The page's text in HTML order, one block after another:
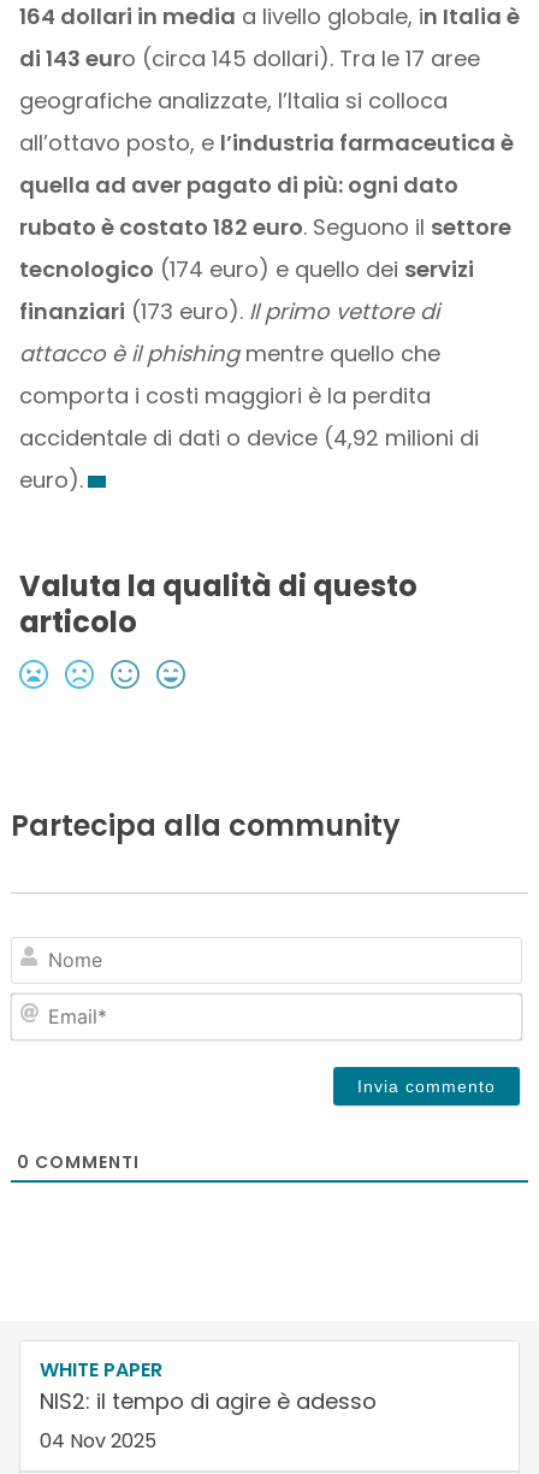
164 dollari in media a livello globale, in Italia è
di 143 euro (circa 145 dollari). Tra le 17 aree
geografiche analizzate, l’Italia si colloca
all’ottavo posto, e l’industria farmaceutica è
quella ad aver pagato di più: ogni dato
rubato è costato 182 euro. Seguono il settore
tecnologico (174 euro) e quello dei servizi
finanziari (173 euro). Il primo vettore di
attacco è il phishingmentre quello che
comporta i costi maggiori è la perdita
accidentale di dati o device (4,92 milioni di
euro).
Valuta la qualità di questo
articolo
Partecipa alla community
0 COMMENTI
WHITE PAPER
NIS2: il tempo di agire è adesso
04 Nov 2025